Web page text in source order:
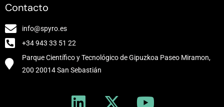
Contacto
info@spyro.es
+34 943 33 51 22
Parque Científico y Tecnológico de Gipuzkoa Paseo Miramon,
200 20014 San Sebastián